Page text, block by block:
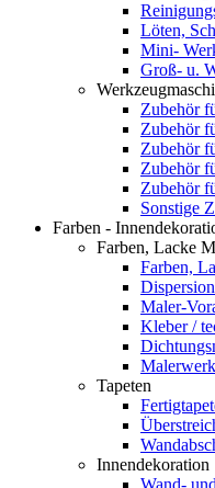
Löten,
Mini-
Groß- u.
Zubehör
Zubehör
Zubehör
Zubehör
Zubehör
Sonstige
Farben -
Farben, Lacke
Farben,
Maler-
Kleber /
Tapeten
Innendekoration
Wand-